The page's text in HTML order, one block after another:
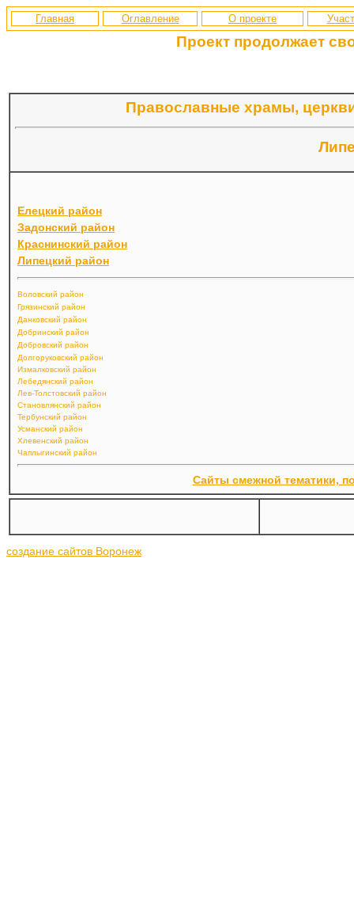
Главная Оглавление О проекте
Проект продолжает
Православные храмы,
Елецкий район
Задонский район
Краснинский район
Липецкий район
Воловский район
Грязинский район
Данковский район
Добринский район
Добровский район
Долгоруковский район
Измалковский район
Лебедянский район
Лев-Толстовский район
Становлянский район
Тербунский район
Усманский район
Хлевенский район
Чаплыгинский район
Сайты смежной тематики,
создание сайтов Воронеж